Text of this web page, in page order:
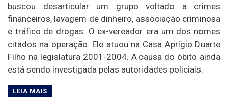
buscou desarticular um grupo voltado a crimes
financeiros, lavagem de dinheiro, associação criminosa
e tráfico de drogas. O ex-vereador era um dos nomes
citados na operação. Ele atuou na Casa Aprígio Duarte
Filho na legislatura 2001-2004. A causa do óbito ainda
está sendo investigada pelas autoridades policiais.